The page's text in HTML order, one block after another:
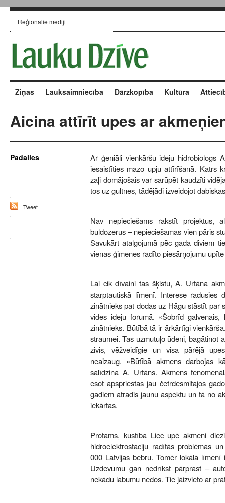
Reģionālie mediji
Ziņas Lauksaimniecība Dārzkopība Kultūra
Aicina attīrīt upes ar
Ar ģeniāli vienkāršu ideju hidrobiologs
iesaistīties mazo upju attīrīšanā. Katrs
zaļi domājošais var sarūpēt kaudzīti
tos uz gultnes, tādējādi izveidojot
Nav nepieciešams rakstīt projektus,
buldozerus – nepieciešamas vien pāris
Savukārt atalgojumā pēc gada diviem
vienas ģimenes radīto piesārņojumu
Lai cik dīvaini tas šķistu, A. Urtāna
starptautiskā līmenī. Interese radusies
zinātnieks pat dodas uz Hāgu stāstīt par
vides ideju forumā. «Šobrīd
zinātnieks. Būtībā tā ir ārkārtīgi
straumei. Tas uzmutuļo ūdeni, bagātinot
zivis, vēžveidīgie un visa pārējā
neaizaug. «Būtībā akmens darbojas
salīdzina A. Urtāns. Akmens
esot apspriestas jau četrdesmitajos
gadiem atradis jaunu aspektu un tā no
iekārtas.
Protams, kustība Liec upē akmeni
hidroelektrostaciju radītās problēmas
000 Latvijas bebru. Tomēr lokālā līmenī
Uzdevumu gan nedrīkst pārprast –
nekādu labumu nedos. Tie jāizvieto ar
Padalies
Tweet